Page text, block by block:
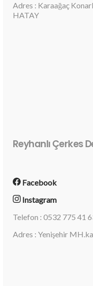
Adres : Karaağaç
HATAY
Reyhanlı Çerkes
Facebook
Instagram
Telefon : 0532 775 41
Adres : Yenişehir